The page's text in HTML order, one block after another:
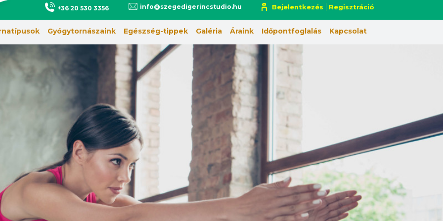
+36 20 530 3356 info@szegedigerincstudio.hu Bejelentkezés Regisztráció
Gyógytornászaink Egészség-tippek Galéria Áraink Időpontfoglalás Kapcsolat